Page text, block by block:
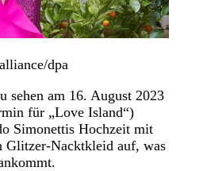
dpa
sehen am 16. August 2023
für „Love Island“)
Simonettis Hochzeit mit
Glitzer-Nacktkleid auf, was